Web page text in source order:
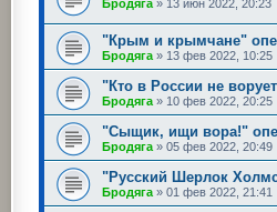
Бродяга » 13 июн 2022, 20:23
"Крым и крымчане"
Бродяга » 13 фев 2022, 10:25
"Кто в России не
Бродяга » 10 фев 2022, 20:25
"Сыщик, ищи вора!"
Бродяга » 05 фев 2022, 20:49
"Русский Шерлок
Бродяга » 01 фев 2022, 21:41